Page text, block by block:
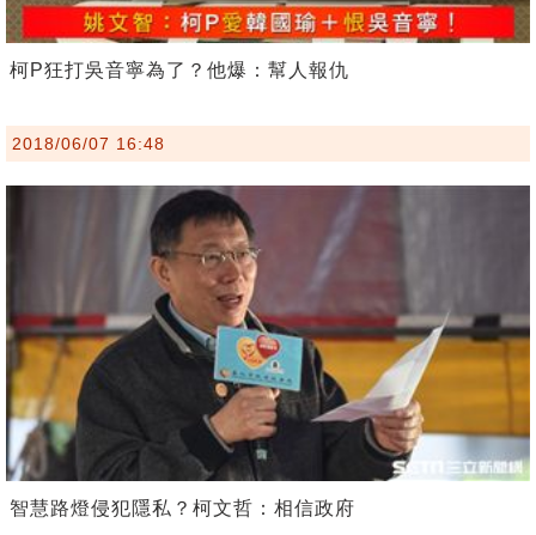
柯P狂打吳音寧為了？他爆：幫人報仇
2018/06/07 16:48
智慧路燈侵犯隱私？柯文哲：相信政府